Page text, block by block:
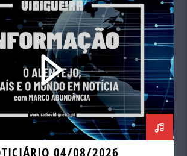
04/08/2026